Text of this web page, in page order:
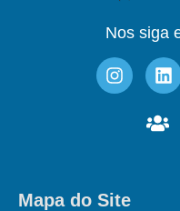
Nos siga
Mapa do Site